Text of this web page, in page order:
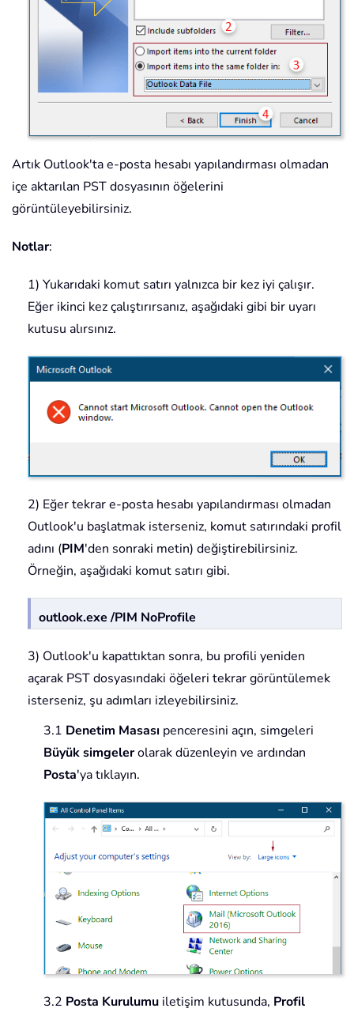
Artık Outlook'ta e-posta hesabı yapılandırması olmadan
içe aktarılan PST dosyasının öğelerini
görüntüleyebilirsiniz.
Notlar:
1) Yukarıdaki komut satırı yalnızca bir kez iyi çalışır.
Eğer ikinci kez çalıştırırsanız, aşağıdaki gibi bir uyarı
kutusu alırsınız.
2) Eğer tekrar e-posta hesabı yapılandırması olmadan
Outlook'u başlatmak isterseniz, komut satırındaki profil
adını (PIM'den sonraki metin) değiştirebilirsiniz.
Örneğin, aşağıdaki komut satırı gibi.
outlook.exe /PIM NoProfile
3) Outlook'u kapattıktan sonra, bu profili yeniden
açarak PST dosyasındaki öğeleri tekrar görüntülemek
isterseniz, şu adımları izleyebilirsiniz.
3.1 Denetim Masası penceresini açın, simgeleri
Büyük simgelerolarak düzenleyin ve ardından
Posta'ya tıklayın.
3.2 Posta Kurulumu iletişim kutusunda, Profil